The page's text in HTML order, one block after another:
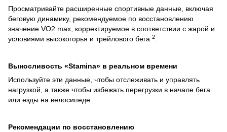
Просматривайте расширенные спортивные данные, включая
беговую динамику, рекомендуемое по восстановлению
значение VO2 max, корректируемое в соответствии с жарой и
условиями высокогорья и трейлового бега 2.
Выносливость «Stamina» в реальном времени
Используйте эти данные, чтобы отслеживать и управлять
нагрузкой, а также чтобы избежать перегрузки в начале бега
или езды на велосипеде.
Рекомендации по восстановлению